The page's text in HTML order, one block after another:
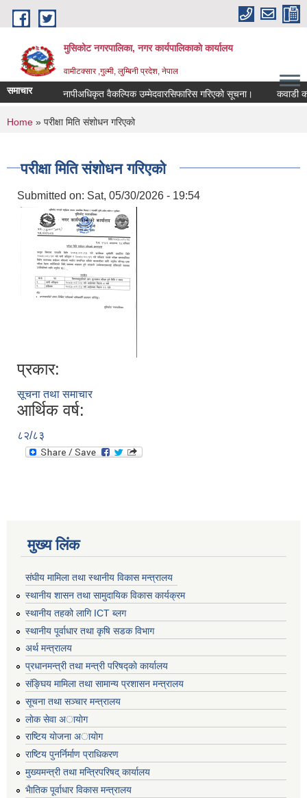
Skip to main content
मुसिकोट नगरपालिका, नगर कार्यपालिकाकाे कार्यालय
वामीटक्सार ,गुल्मी, लुम्बिनी प्रदेश, नेपाल
समाचार नापीअधिकृत वैकल्पिक उम्मेदवारसिफारिस गरिएको सूचना। कवाडी
You are here
Home » परीक्षा मिति संशोधन गरिएको
परीक्षा मिति संशोधन गरिएको
Submitted on: Sat, 05/30/2026 - 19:54
प्रकार:
सूचना तथा समाचार
आर्थिक वर्ष:
८२/८३
मुख्य लिंक
संघीय मामिला तथा स्थानीय विकास मन्त्रालय
स्थानीय शासन तथा सामुदायिक विकास कार्यक्रम
स्थानीय तहको लागि ICT ब्लग
स्थानीय पूर्वाधार तथा कृषि सडक विभाग
अर्थ मन्त्रालय
प्रधानमन्त्री तथा मन्त्री परिषद्काे कार्यालय
संङ्घिय मामिला तथा सामान्य प्रशासन मन्त्रालय
सूचना तथा सञ्चार मन्त्रालय
लाेक सेवा अायाेग
राष्टिय याेजना अायाेग
राष्टिय पुनर्निर्माण प्राधिकरण
मुख्यमन्त्री तथा मन्त्रिपरिषद् कार्यालय
भैातिक पूर्वाधार विकास मन्त्रालय